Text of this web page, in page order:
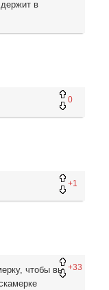
в
0
+1
+33
чтобы вы